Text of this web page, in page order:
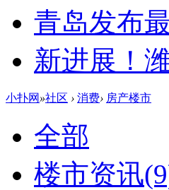
青岛发布
新进展！
小扑网 »社区 › 消费› 房产楼市
全部
楼市资讯